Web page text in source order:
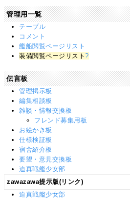
管理用一覧
テーブル
コメント
艦船閲覧ページリスト
装備閲覧ページリスト?
伝言板
管理掲示板
編集相談板
雑談・情報交換板
フレンド募集用板
お絵かき板
仕様検証板
宿舎紹介板
要望・意見交換板
迫真戦艦少女部
zawazawa提示版(リンク)
迫真戦艦少女部